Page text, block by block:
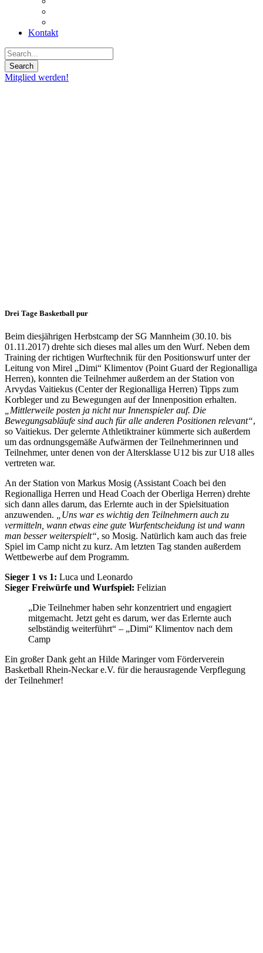
Kontakt
Mitglied werden!
Drei Tage Basketball pur
Beim diesjährigen Herbstcamp der SG Mannheim (30.10. bis
01.11.2017) drehte sich dieses mal alles um den Wurf. Neben dem
Training der richtigen Wurftechnik für den Positionswurf unter der
Leitung von Mirel „Dimi“ Klimentov (Point Guard der Regionalliga
Herren), konnten die Teilnehmer außerdem an der Station von
Arvydas Vaitiekus (Center der Regionalliga Herren) Tipps zum
Korbleger und zu Bewegungen auf der Innenposition erhalten.
„Mittlerweile posten ja nicht nur Innenspieler auf. Die
Bewegungsabläufe sind auch für alle anderen Positionen relevant“,
so Vaitiekus. Der gelernte Athletiktrainer kümmerte sich außerdem
um das ordnungsgemäße Aufwärmen der Teilnehmerinnen und
Teilnehmer, unter denen von der Altersklasse U12 bis zur U18 alles
vertreten war.
An der Station von Markus Mosig (Assistant Coach bei den
Regionalliga Herren und Head Coach der Oberliga Herren) drehte
sich dann alles darum, das Erlernte auch in der Spielsituation
anzuwenden.
„Uns war es wichtig den Teilnehmern auch zu
vermitteln, wann etwas eine gute Wurfentscheidung ist und wann
man besser weiterspielt“, so Mosig. Natürlich kam auch das freie
Spiel im Camp nicht zu kurz. Am letzten Tag standen außerdem
Wettbewerbe auf dem Programm.
Sieger 1 vs 1: Luca und Leonardo
Sieger Freiwürfe und Wurfspiel: Felizian
„Die Teilnehmer haben sehr konzentriert und engagiert
mitgemacht. Jetzt geht es darum, wer das Erlernte auch
selbständig weiterführt“ – „Dimi“ Klimentov nach dem
Camp
Ein großer Dank geht an Hilde Maringer vom Förderverein
Basketball Rhein-Neckar e.V. für die herausragende Verpflegung
der Teilnehmer!